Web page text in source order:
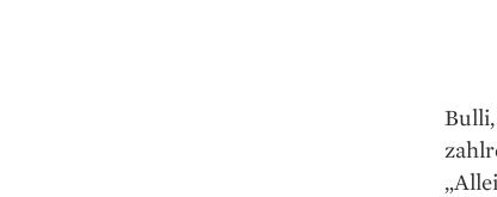
Bulli,